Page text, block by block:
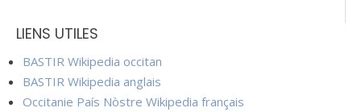
LIENS UTILES
BASTIR Wikipedia occitan
BASTIR Wikipedia anglais
Occitanie País Nòstre Wikipedia français